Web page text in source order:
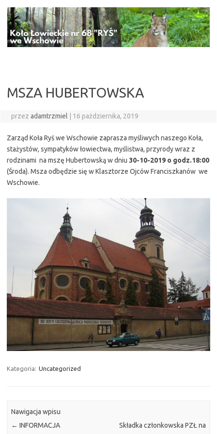
treści
MSZA HUBERTOWSKA
przez adamtrzmiel 16 października, 2019
Zarząd Koła Ryś we Wschowie zaprasza myśliwych naszego Koła,
stażystów, sympatyków łowiectwa, myślistwa, przyrody wraz z
rodzinami na mszę Hubertowską w dniu 30-10-2019 o godz.18:00
(Środa). Msza odbędzie się w Klasztorze Ojców Franciszkanów we
Wschowie.
Kategoria: Uncategorized
Nawigacja wpisu
← INFORMACJA
Składka członkowska PZŁ na